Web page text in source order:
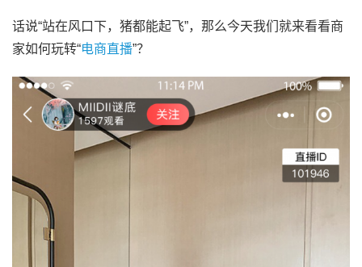
话说“站在风口下，猪都能起飞”，那么今天我们就来看看商
家如何玩转“电商直播”？